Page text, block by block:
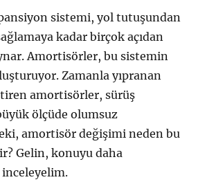
sistemi, yol tutuşundan
kadar birçok açıdan
Amortisörler, bu sistemin
Zamanla yıpranan
amortisörler, sürüş
ölçüde olumsuz
amortisör değişimi neden bu
Gelin, konuyu daha